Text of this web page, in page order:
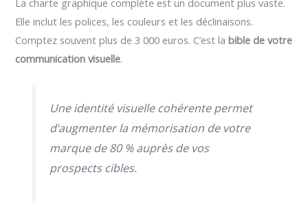
La charte graphique complète est un document plus vaste.
Elle inclut les polices, les couleurs et les déclinaisons.
Comptez souvent plus de 3 000 euros. C’est labible de votre
communication visuelle.
Une identité visuelle cohérente permet
d’augmenter la mémorisation de votre
marque de 80 % auprès de vos
prospects cibles.